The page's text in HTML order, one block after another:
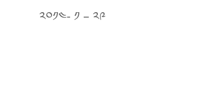
༢༠༡༤- ༡ – ༢༩